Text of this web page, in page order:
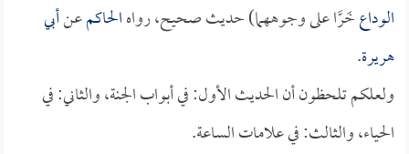
الوداعخَرَّا على وجوههما) حديث صحيح، رواهالحاكمعنأبي
هريرة.
ولعلكم تلحظون أن الحديث الأول: في أبواب الجنة، والثاني: في
الحياء، والثالث: في علامات الساعة.